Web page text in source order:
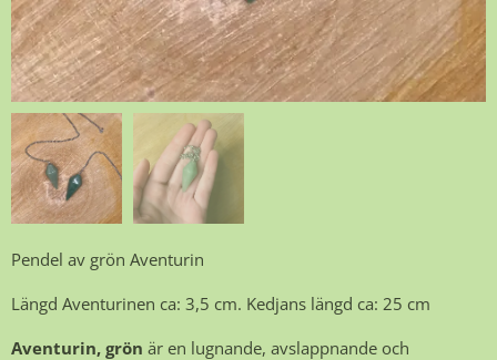
Pendel av grön Aventurin
Längd Aventurinen ca: 3,5 cm. Kedjans längd ca: 25 cm
Aventurin, grön är en lugnande, avslappnande och